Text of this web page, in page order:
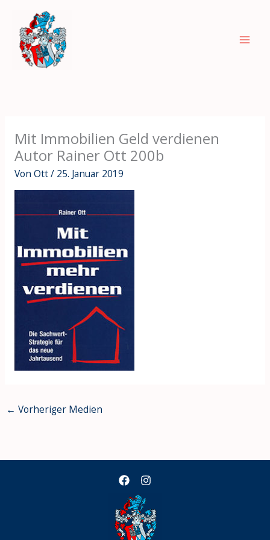
springen
Mit Immobilien Geld verdienen
Autor Rainer Ott 200b
Von Ott/ 25. Januar 2019
← Vorheriger Medien